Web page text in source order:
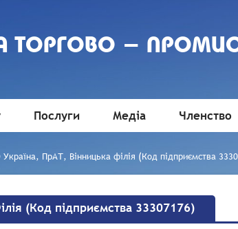
ТОРГОВО -
Послуги Медіа Членство
Україна, ПрАТ, Вінницька філія (Код підприємства
(Код підприємства 33307176)